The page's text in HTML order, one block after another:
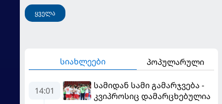
ყველა
სიახლეები პოპულარული
14:01
სამიდან სამი გამარჯვება -
კვიპროსიც დამარცხებულია